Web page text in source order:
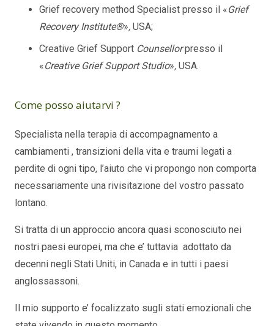
Grief recovery method Specialist presso il «Grief
Recovery Institute®», USA;
Creative Grief Support Counsellorpresso il
«Creative Grief Support Studio», USA.
Come posso aiutarvi ?
Specialista nella terapia di accompagnamento a
cambiamenti , transizioni della vita e traumi legati a
perdite di ogni tipo, l’aiuto che vi propongo non comporta
necessariamente una rivisitazione del vostro passato
lontano.
Si tratta di un approccio ancora quasi sconosciuto nei
nostri paesi europei, ma che e’ tuttavia adottato da
decenni negli Stati Uniti, in Canada e in tutti i paesi
anglossassoni.
Il mio supporto e’ focalizzato sugli stati emozionali che